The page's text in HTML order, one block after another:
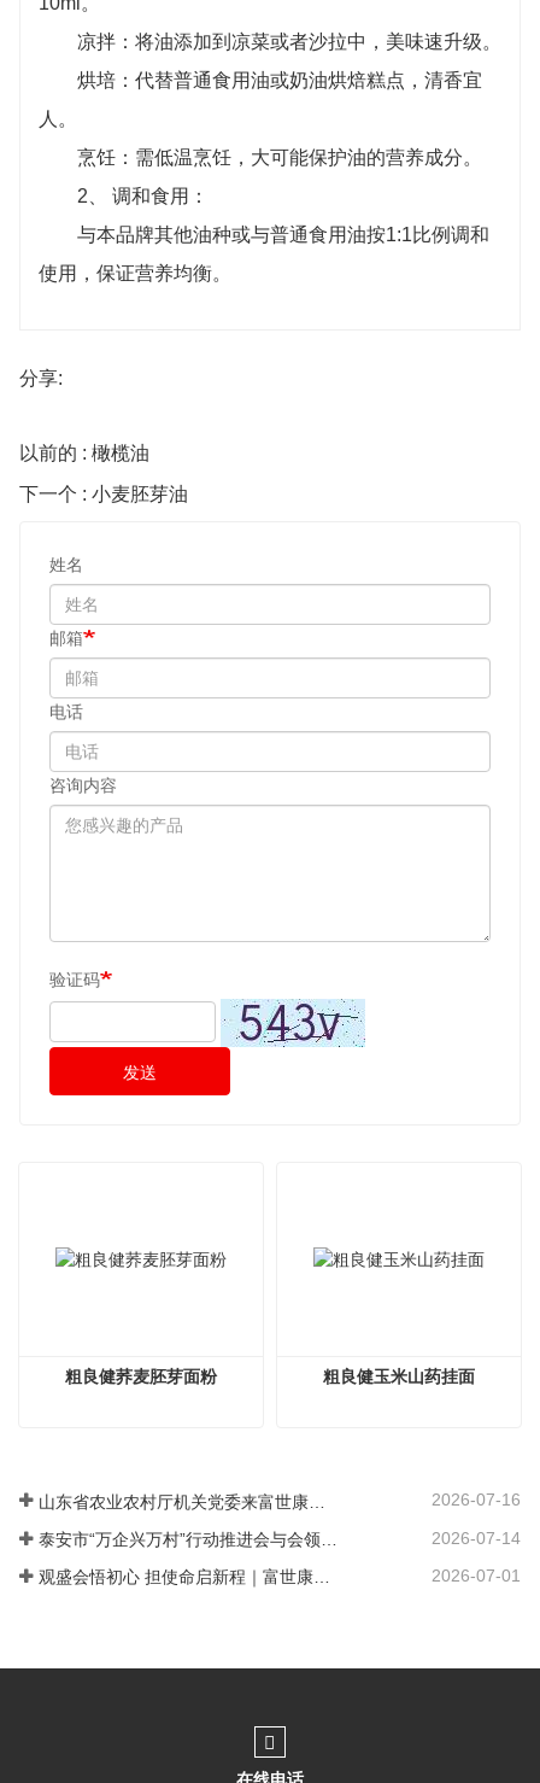
凉拌：将油添加到凉菜或者沙拉中，美味速升级。
烘培：代替普通食用油或奶油烘焙糕点，清香宜
人。
烹饪：需低温烹饪，大可能保护油的营养成分。
2、 调和食用：
与本品牌其他油种或与普通食用油按1:1比例调和
使用，保证营养均衡。
分享:
以前的 : 橄榄油
下一个 : 小麦胚芽油
姓名
邮箱
电话
咨询内容
验证码
发送
粗良健荞麦胚芽面粉 粗良健玉米山药挂面
2026-07-16
2026-07-14
观盛会悟初心 担使命启新程｜富世康集团党委组织集中观看庆祝中国共产党成立105周年大会直播 2026-07-01
在线电话